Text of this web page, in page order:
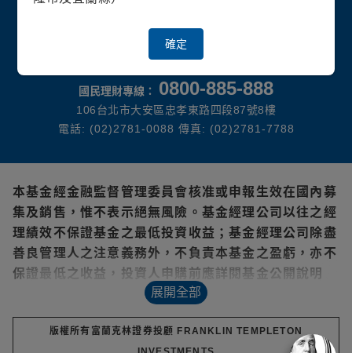
國民理財專線： 0800-885-888
106台北市大安區忠孝東路四段87號8樓
電話: (02)2781-0088 傳真: (02)2781-7788
本基金經金融監督管理委員會核准或申報生效在國內募
集及銷售，惟不表示絕無風險。基金經理公司以往之經
理績效不保證基金之最低投資收益；基金經理公司除盡
善良管理人之注意義務外，不負責本基金之盈虧，亦不
保證最低之收益，投資人申購前應詳閱基金公開說明
本文提及之經濟走勢預測，不必然代表基金之績效，本
基金投資風險請詳閱基金公開說明書。
展開全部
版權所有富蘭克林證券投顧 FRANKLIN TEMPLETON
確定